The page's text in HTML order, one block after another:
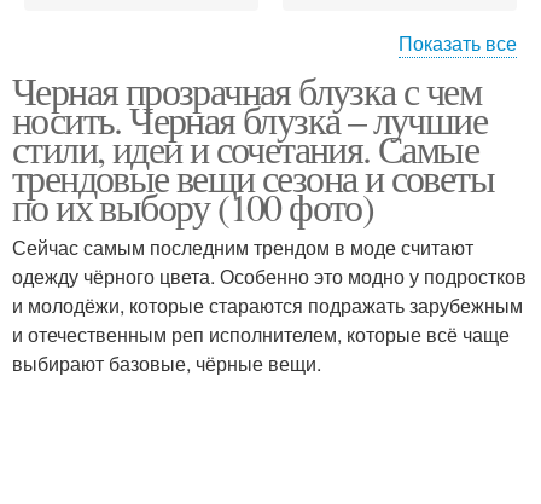
Удлиненный шакет Шакет в сочетании
Показать все
Черная прозрачная блузка с чем
носить. Черная блузка – лучшие
стили, идеи и сочетания. Самые
трендовые вещи сезона и советы
по их выбору (100 фото)
Сейчас самым последним трендом в моде считают
одежду чёрного цвета. Особенно это модно у подростков
и молодёжи, которые стараются подражать зарубежным
и отечественным реп исполнителем, которые всё чаще
выбирают базовые, чёрные вещи.